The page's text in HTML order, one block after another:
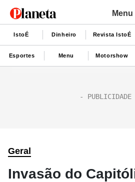
Menu
IstoÉ Dinheiro Revista IstoÉ
Esportes Menu Motorshow
Geral
Invasão do